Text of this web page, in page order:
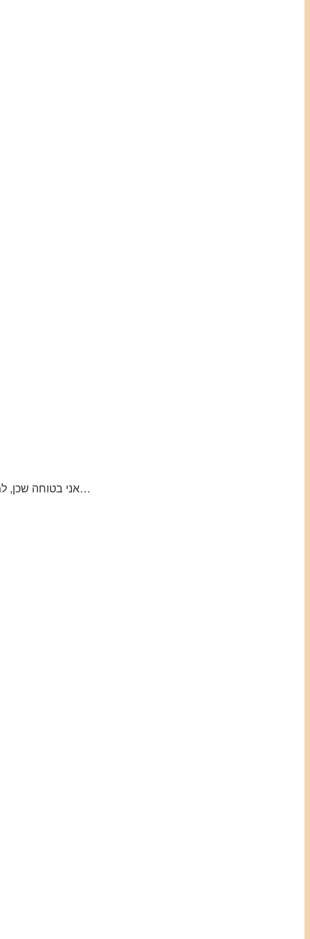
אני בטוחה שכן, למרות שלא יצא לי לנסות עם יבש, כן יצא לי לנסות עם פסטו במקום הבזיליקום ויצא מדהים…אם יש לך- קחי גם את זה בחשבון…